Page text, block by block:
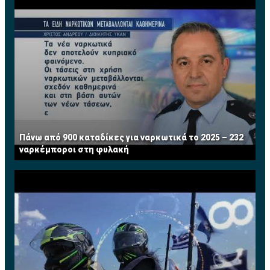
Διαβάστε επίσης:Αυτά είναι τα βιογραφικά των νέων
Πάνω από 900 καταδίκες για ναρκωτικά το 2025 – 232
ναρκέμποροι στη φυλακή